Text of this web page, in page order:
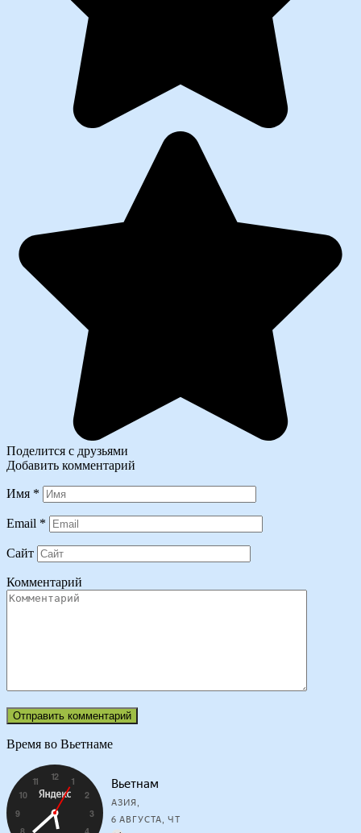
Поделится с друзьями
Добавить комментарий
Имя *
Email *
Сайт
Комментарий
Время во Вьетнаме